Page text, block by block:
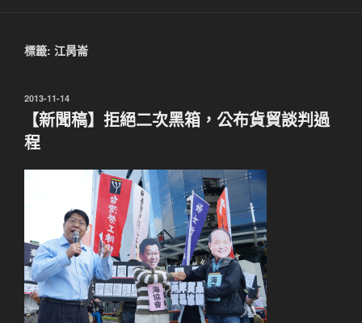
標籤: 江昺崙
發
2013-11-14
【新聞稿】拒絕二次黑箱，公布貨貿談判過
程